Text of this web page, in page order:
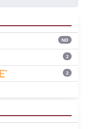
ND
2
2